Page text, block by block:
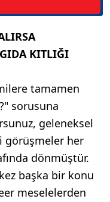
KITLIĞI
tamamen
sorusuna
geleneksel
görüşmeler her
dönmüştür.
başka bir konu
meselelerden